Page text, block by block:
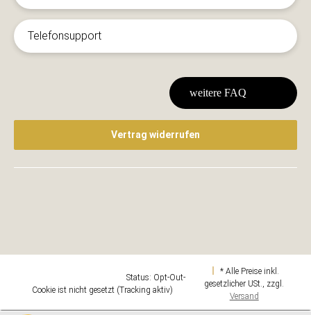
Telefonsupport
weitere FAQ
Vertrag widerrufen
Status: Opt-Out-
Cookie ist nicht gesetzt (Tracking aktiv)
* Alle Preise inkl.
gesetzlicher USt., zzgl.
Versand